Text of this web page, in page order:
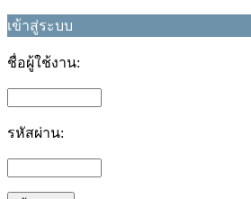
เข้าสู่ระบบ
ชื่อผู้ใช้งาน:
รหัสผ่าน: